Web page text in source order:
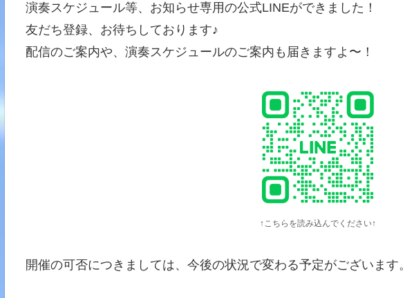
演奏スケジュール等、お知らせ専用の公式LINEができました！
友だち登録、お待ちしております♪
配信のご案内や、演奏スケジュールのご案内も届きますよ〜！
↑こちらを読み込んでください↑
開催の可否につきましては、今後の状況で変わる予定がございます。